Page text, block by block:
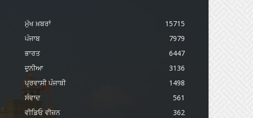
ਮੁੱਖ ਖ਼ਬਰਾਂ
15715
ਪੰਜਾਬ
7979
ਭਾਰਤ
6447
ਦੁਨੀਆ
3136
ਪ੍ਰਵਾਸੀ ਪੰਜਾਬੀ
1498
ਸੰਵਾਦ
561
ਵੀਡਿਓ ਵੀਜ਼ਨ
362